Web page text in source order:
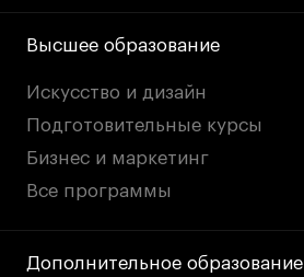
Высшее образование
Искусство и дизайн
Подготовительные курсы
Бизнес и маркетинг
Все программы
Дополнительное образование